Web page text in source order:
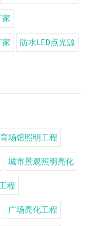
家
家 防水LED点光源
场馆照明工程
城市景观照明亮化
程
广场亮化工程